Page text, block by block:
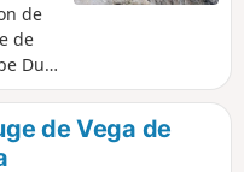
de
de
Du
estde Vega de